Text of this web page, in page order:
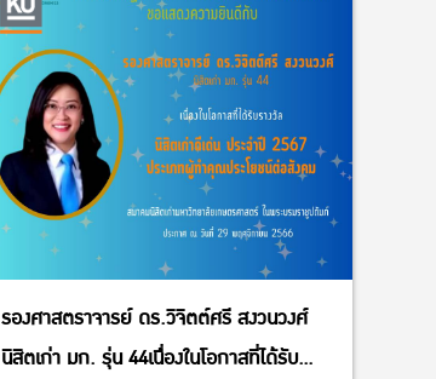
2567
รองศาสตราจารย์ ดร.วิจิตต์ศรี สงวนวงศ์
นิสิตเก่า มก. รุ่น 44เนื่องในโอกาสที่ได้รับ